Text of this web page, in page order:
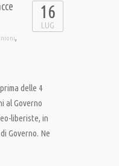
,
16
LUG
delle 4
al Governo
liberiste, in
Governo. Ne